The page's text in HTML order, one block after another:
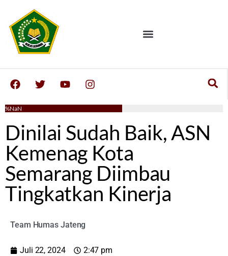
NaN%
Dinilai Sudah Baik, ASN
Kemenag Kota
Semarang Diimbau
Tingkatkan Kinerja
Team Humas Jateng
Juli 22, 2024 2:47 pm